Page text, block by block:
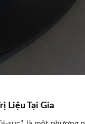
Liệu Tại Gia